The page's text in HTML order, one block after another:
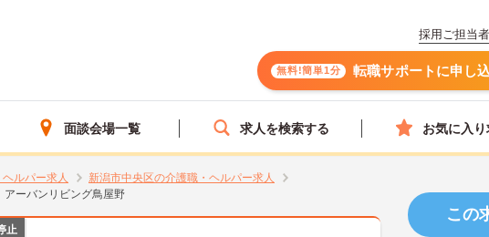
採用ご担当
無料!簡単1分 転職サポートに申し
面談会場一覧 求人を検索する お気に入り
ルパー求人
新潟市中央区の介護職・ヘルパー求人
アーバンリビング鳥屋野
止
この